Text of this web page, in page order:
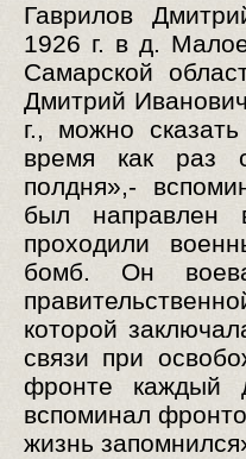
Гаврилов
1926 г. в д.
Самарской
Дмитрий
г., можно
время как раз
полдня»,-
был направлен
проходили
бомб. Он
которой
связи при
фронте каждый
вспоминал
жизнь